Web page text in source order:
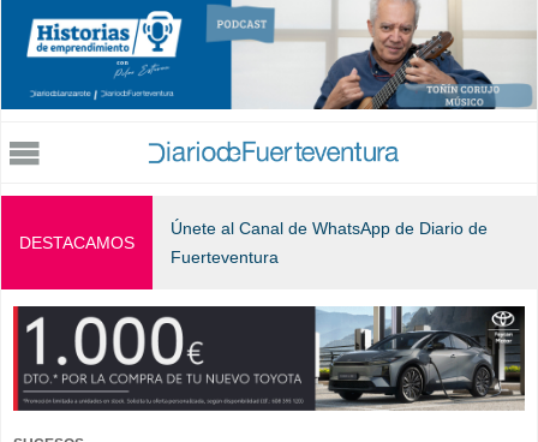
Jump to navigation
DESTACAMOS
Únete al Canal de WhatsApp de Diario de
Fuerteventura